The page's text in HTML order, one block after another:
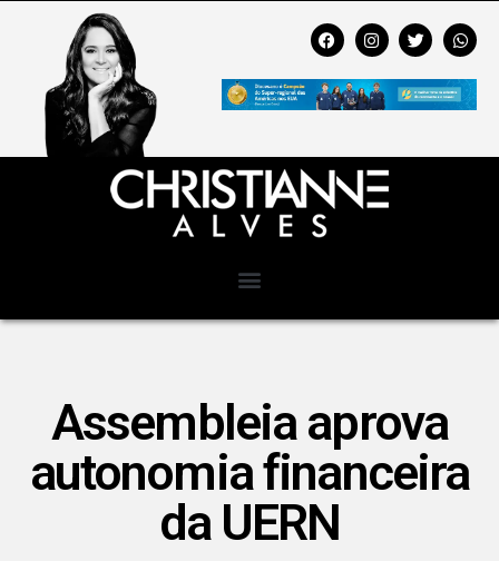
Assembleia aprova
autonomia financeira
da UERN